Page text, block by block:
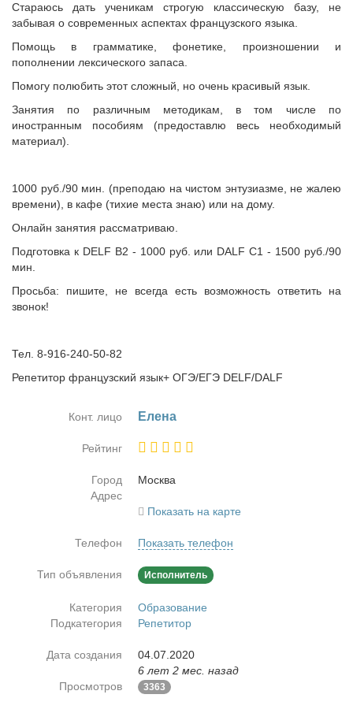
Стараюсь дать ученикам строгую классическую базу, не
забывая о современных аспектах французского языка.
Помощь в грамматике, фонетике, произношении и
пополнении лексического запаса.
Помогу полюбить этот сложный, но очень красивый язык.
Занятия по различным методикам, в том числе по
иностранным пособиям (предоставлю весь необходимый
материал).
1000 руб./90 мин. (преподаю на чистом энтузиазме, не жалею
времени), в кафе (тихие места знаю) или на дому.
Онлайн занятия рассматриваю.
Подготовка к DELF B2 - 1000 руб. или DALF C1 - 1500 руб./90
мин.
Просьба: пишите, не всегда есть возможность ответить на
звонок!
Тел. 8-916-240-50-82
Репетитор французский язык+ ОГЭ/ЕГЭ DELF/DALF
Конт. лицо Еле­на
Рейтинг
Город
Москва
Адрес
Показать на карте
Телефон Показать телефон
Тип объявления Исполнитель
Категория
Образование
Подкатегория
Репетитор
Дата создания
04.07.2020
6 лет 2 мес. назад
Просмотров
3363